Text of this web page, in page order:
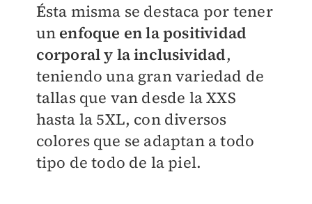
Ésta misma se destaca por tener
un enfoque en la positividad
corporal y la inclusividad,
teniendo una gran variedad de
tallas que van desde la XXS
hasta la 5XL, con diversos
colores que se adaptan a todo
tipo de todo de la piel.